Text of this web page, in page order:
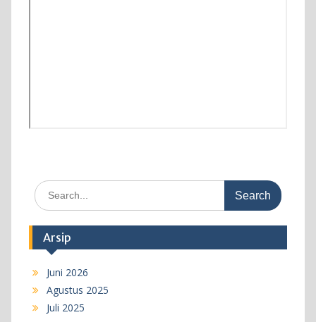
Search
for:
Arsip
Juni 2026
Agustus 2025
Juli 2025